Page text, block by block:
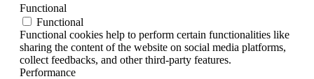
Functional
Functional
Functional cookies help to perform certain functionalities like
sharing the content of the website on social media platforms,
collect feedbacks, and other third-party features.
Performance